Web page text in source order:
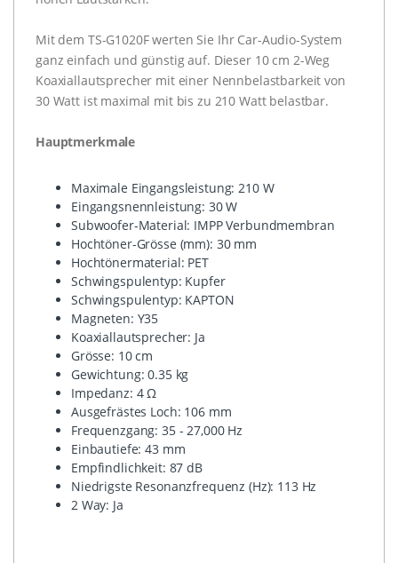
Mit dem TS-G1020F werten Sie Ihr Car-Audio-System
ganz einfach und günstig auf. Dieser 10 cm 2-Weg
Koaxiallautsprecher mit einer Nennbelastbarkeit von
30 Watt ist maximal mit bis zu 210 Watt belastbar.
Hauptmerkmale
Maximale Eingangsleistung: 210 W
Eingangsnennleistung: 30 W
Subwoofer-Material: IMPP Verbundmembran
Hochtöner-Grösse (mm): 30 mm
Hochtönermaterial: PET
Schwingspulentyp: Kupfer
Schwingspulentyp: KAPTON
Magneten: Y35
Koaxiallautsprecher: Ja
Grösse: 10 cm
Gewichtung: 0.35 kg
Impedanz: 4 Ω
Ausgefrästes Loch: 106 mm
Frequenzgang: 35 - 27,000 Hz
Einbautiefe: 43 mm
Empfindlichkeit: 87 dB
Niedrigste Resonanzfrequenz (Hz): 113 Hz
2 Way: Ja